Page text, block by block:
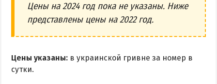
Цены на 2024 год пока не указаны. Ниже
представлены цены на 2022 год.
Цены указаны: в украинской гривне за номер в
сутки.